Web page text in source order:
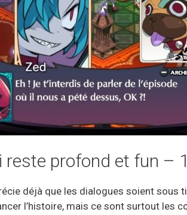
reste profond et fun –
déjà que les dialogues soient
l’histoire, mais ce sont surtout les